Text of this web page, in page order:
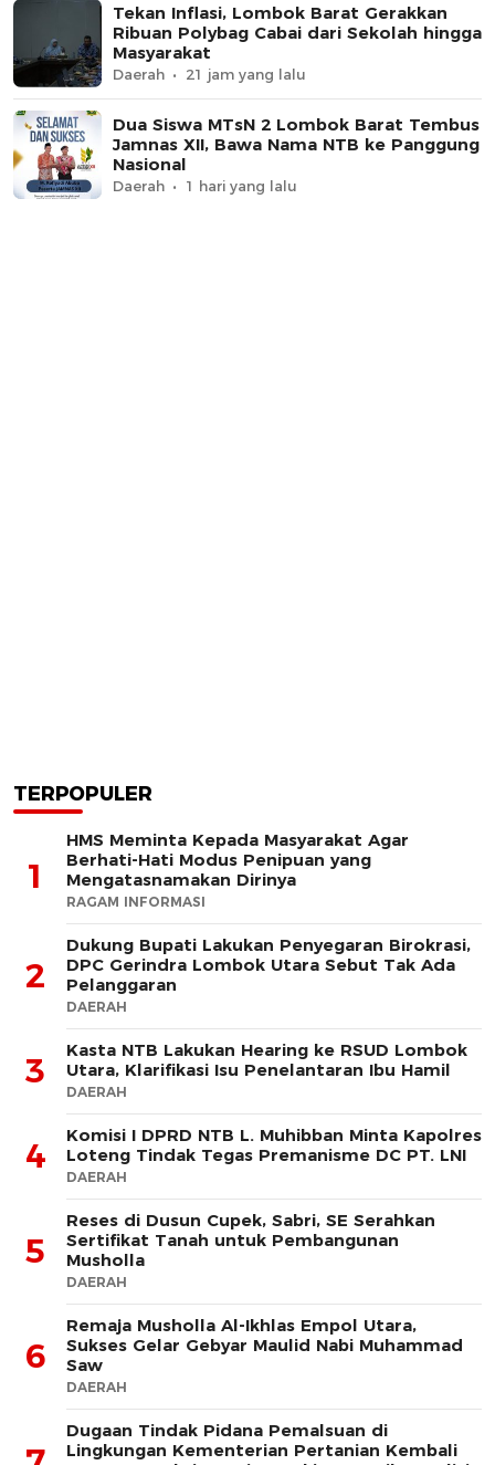
Tekan Inflasi, Lombok Barat Gerakkan
Ribuan Polybag Cabai dari Sekolah hingga
Masyarakat
Daerah 21 jam yang lalu
Dua Siswa MTsN 2 Lombok Barat Tembus
Jamnas XII, Bawa Nama NTB ke Panggung
Nasional
Daerah 1 hari yang lalu
TERPOPULER
1
HMS Meminta Kepada Masyarakat Agar
Berhati-Hati Modus Penipuan yang
Mengatasnamakan Dirinya
RAGAM INFORMASI
2
Dukung Bupati Lakukan Penyegaran Birokrasi,
DPC Gerindra Lombok Utara Sebut Tak Ada
Pelanggaran
DAERAH
3
Kasta NTB Lakukan Hearing ke RSUD Lombok
Utara, Klarifikasi Isu Penelantaran Ibu Hamil
DAERAH
4
Komisi I DPRD NTB L. Muhibban Minta Kapolres
Loteng Tindak Tegas Premanisme DC PT. LNI
DAERAH
5
Reses di Dusun Cupek, Sabri, SE Serahkan
Sertifikat Tanah untuk Pembangunan
Musholla
DAERAH
6
Remaja Musholla Al-Ikhlas Empol Utara,
Sukses Gelar Gebyar Maulid Nabi Muhammad
Saw
DAERAH
Dugaan Tindak Pidana Pemalsuan di
Lingkungan Kementerian Pertanian Kembali